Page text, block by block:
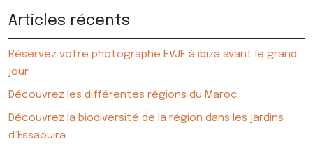
Articles récents
Réservez votre photographe EVJF à ibiza avant le grand
jour
Découvrez les différentes régions du Maroc
Découvrez la biodiversité de la région dans les jardins
d’Essaouira